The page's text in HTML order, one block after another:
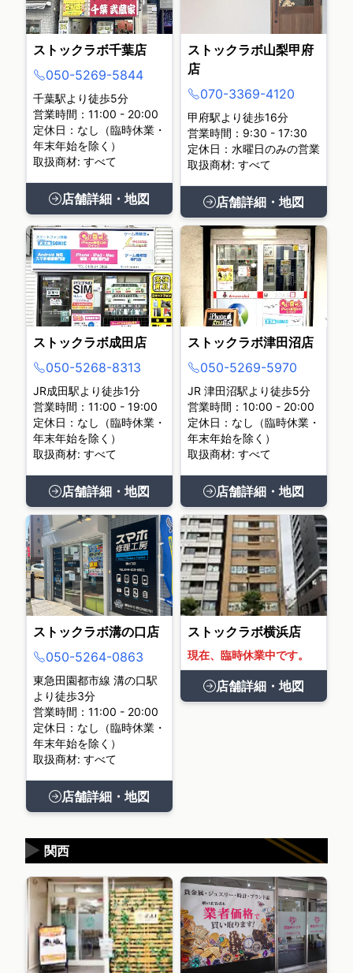
ストックラボ千葉店
050-5269-5844
千葉駅より徒歩5分
営業時間：11:00 - 20:00
定休日：なし（臨時休業・
年末年始を除く）
取扱商材: すべて
店舗詳細・地図
ストックラボ山梨甲府
店
070-3369-4120
甲府駅より徒歩16分
営業時間：9:30 - 17:30
定休日：水曜日のみの営業
取扱商材: すべて
店舗詳細・地図
ストックラボ成田店
050-5268-8313
JR成田駅より徒歩1分
営業時間：11:00 - 19:00
定休日：なし（臨時休業・
年末年始を除く）
取扱商材: すべて
店舗詳細・地図
ストックラボ津田沼店
050-5269-5970
JR 津田沼駅より徒歩5分
営業時間：10:00 - 20:00
定休日：なし（臨時休業・
年末年始を除く）
取扱商材: すべて
店舗詳細・地図
ストックラボ溝の口店
050-5264-0863
東急田園都市線 溝の口駅
より徒歩3分
営業時間：11:00 - 20:00
定休日：なし（臨時休業・
年末年始を除く）
取扱商材: すべて
店舗詳細・地図
ストックラボ横浜店
現在、臨時休業中です。
店舗詳細・地図
関西
▶